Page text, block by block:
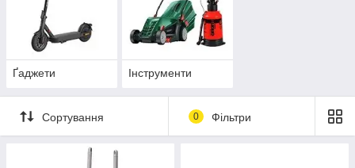
Ґаджети Інструменти
Сортування 0 Фільтри